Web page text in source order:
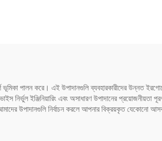
পালন করে। এই উপাদানগুলি ব্যবহারকারীদের উন্নত
নির্ভুল ইঞ্জিনিয়ারিং এবং অসাধারণ উপাদানের প্রয়োজনীয়তা
উপাদানগুলি নির্বাচন করলে আপনার বিক্রয়কৃত যেকোনো